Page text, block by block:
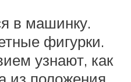
в машинку.
фигурки.
узнают, как